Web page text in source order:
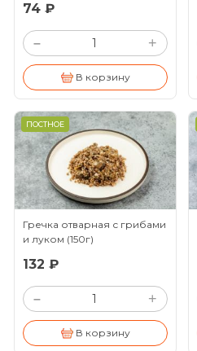
74 ₽
– +
В корзину
ПОСТНОЕ
Гречка отварная с грибами
и луком (150г)
132 ₽
– +
В корзину